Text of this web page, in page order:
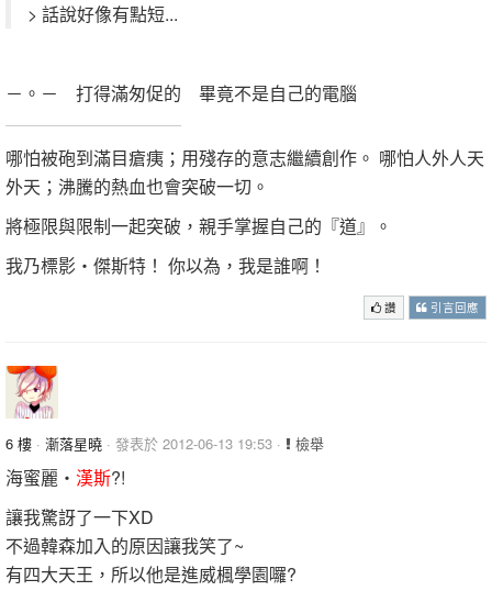
> 話說好像有點短...
－。－ 打得滿匆促的 畢竟不是自己的電腦
哪怕被砲到滿目瘡痍；用殘存的意志繼續創作。 哪怕人外人天
外天；沸騰的熱血也會突破一切。
將極限與限制一起突破，親手掌握自己的『道』。
我乃標影‧傑斯特！ 你以為，我是誰啊！
讚 引言回應
6 樓 · 漸落星曉 · 發表於 2012-06-13 19:53 · 檢舉
海蜜麗‧ 漢斯?!
讓我驚訝了一下XD
不過韓森加入的原因讓我笑了~
有四大天王，所以他是進威楓學園囉?